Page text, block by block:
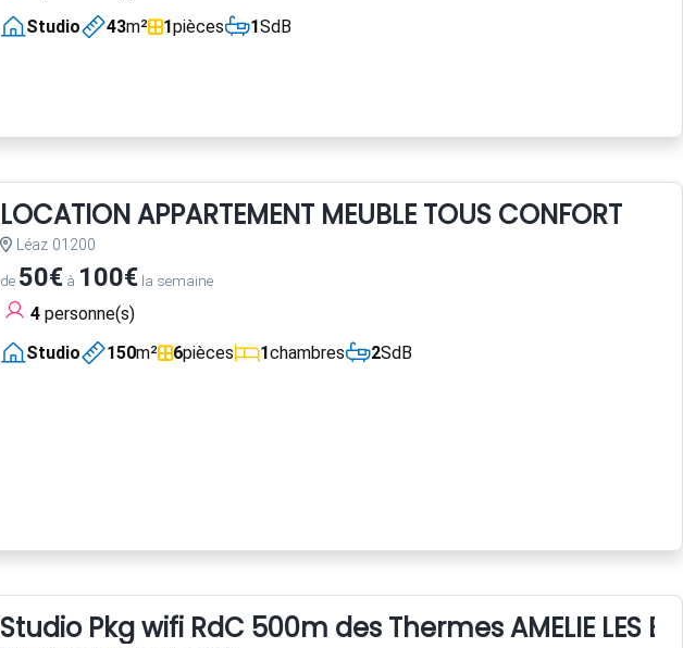
Studio
43m² 1pièces 1SdB
LOCATION APPARTEMENT MEUBLE TOUS CONFORT
Léaz 01200
de 50€à 100€la semaine
4personne(s)
Studio
150m² 6pièces 1chambres 2SdB
Studio Pkg wifi RdC 500m des Thermes AMELIE LES